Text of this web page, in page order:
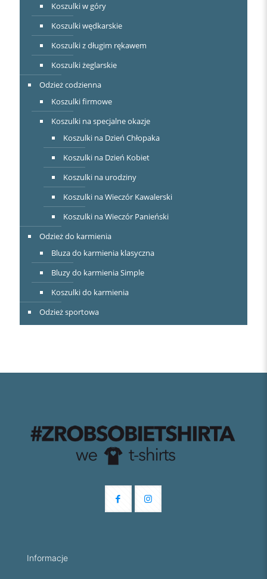
Koszulki w góry
Koszulki wędkarskie
Koszulki z długim rękawem
Koszulki żeglarskie
Odzież codzienna
Koszulki firmowe
Koszulki na specjalne okazje
Koszulki na Dzień Chłopaka
Koszulki na Dzień Kobiet
Koszulki na urodziny
Koszulki na Wieczór Kawalerski
Koszulki na Wieczór Panieński
Odzież do karmienia
Bluza do karmienia klasyczna
Bluzy do karmienia Simple
Koszulki do karmienia
Odzież sportowa
Informacje